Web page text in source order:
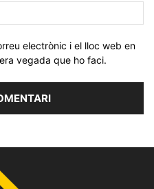
electrònic i el lloc web en
vegada que ho faci.